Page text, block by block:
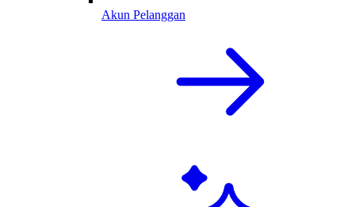
Akun Pelanggan